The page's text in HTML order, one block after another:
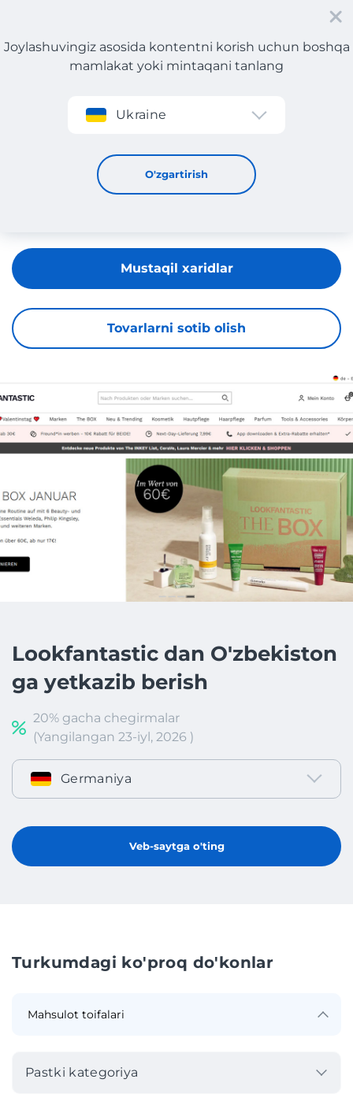
Roʻyxatdan oʻtish
Joylashuvingiz asosida kontentni korish uchun boshqa
mamlakat yoki mintaqani tanlang
Ukraine
O'zgartirish
Lookfantastic
Tovarlarni sotib olish
Mustaqil xaridlar
Lookfantastic dan O'zbekiston
ga yetkazib berish
20% gacha chegirmalar
(Yangilangan 23-iyl, 2026 )
Germaniya
Veb-saytga o'ting
Turkumdagi ko'proq do'konlar
Pastki kategoriya